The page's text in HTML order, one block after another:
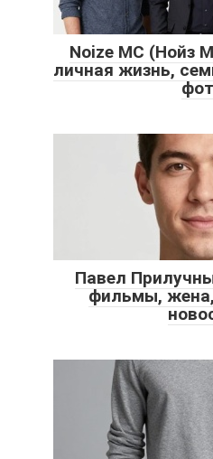
Noize MC (Нойз
личная жизнь,
Павел
фильмы,